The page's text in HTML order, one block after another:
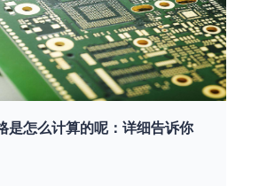
是怎么计算的呢：详细告诉你